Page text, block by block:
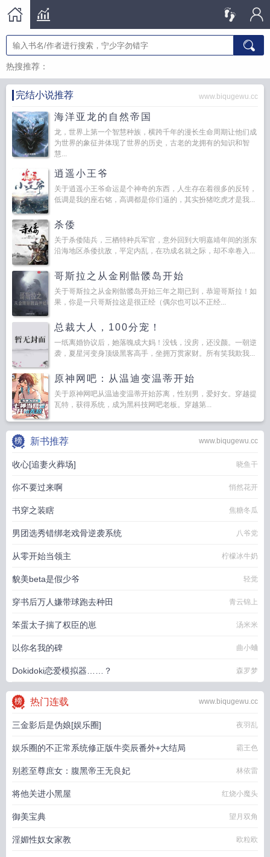
热搜推荐：
完结小说推荐 www.biqugewu.cc
海洋亚龙的自然帝国
龙，世界上第一个智慧种族，横跨千年的漫长生命周期让他们成
为世界的象征并体现了世界的历史，古老的龙拥有的知识和智
慧...
逍遥小王爷
关于逍遥小王爷命运是个神奇的东西，人生存在着很多的反转，
低调是我的座右铭，高调都是你们逼的，其实扮猪吃虎才是我...
杀倭
关于杀倭陆兵，三栖特种兵军官，意外回到大明嘉靖年间的浙东
沿海地区杀倭抗敌，平定内乱，在功成名就之际，却不幸卷入...
哥斯拉之从金刚骷髅岛开始
关于哥斯拉之从金刚骷髅岛开始三年之期已到，恭迎哥斯拉！如
果，你是一只哥斯拉这是很正经（偶尔也可以不正经...
总裁大人，100分宠！
一纸离婚协议后，她落魄成大妈！没钱，没房，还没颜。一朝逆
袭，夏星河变身顶级黑客高手，坐拥万贯家财。所有笑我欺我...
原神网吧：从温迪变温蒂开始
关于原神网吧从温迪变温蒂开始苏离，性别男，爱好女。穿越提
瓦特，获得系统，成为黑科技网吧老板。穿越第...
www.biqugewu.cc
新书推荐
收心[追妻火葬场] 晓鱼干
你不要过来啊 悄然花开
书穿之装瞎 焦糖冬瓜
男团选秀错绑老戏骨逆袭系统 八爷党
从零开始当领主 柠檬冰牛奶
貌美beta是假少爷 轻觉
穿书后万人嫌带球跑去种田 青云锦上
笨蛋太子揣了权臣的崽 汤米米
以你名我的碑 曲小蛐
Dokidoki恋爱模拟器……？ 森罗梦
www.biqugewu.cc
热门连载
三金影后是伪娘[娱乐圈] 夜羽乱
娱乐圈的不正常系统修正版牛奕辰番外+大结局 霸王色
别惹至尊庶女：腹黑帝王无良妃 林依雷
将他关进小黑屋 红烧小魔头
御美宝典 望月双角
淫媚性奴女家教 欧粒欧